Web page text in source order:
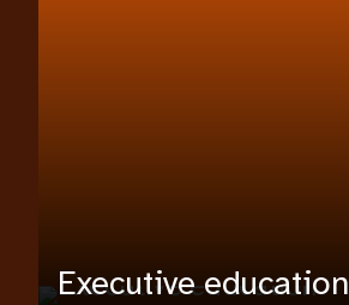
Executive education